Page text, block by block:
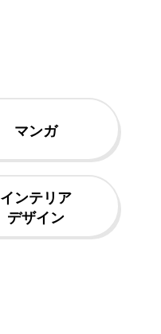
マンガ
インテリア
デザイン